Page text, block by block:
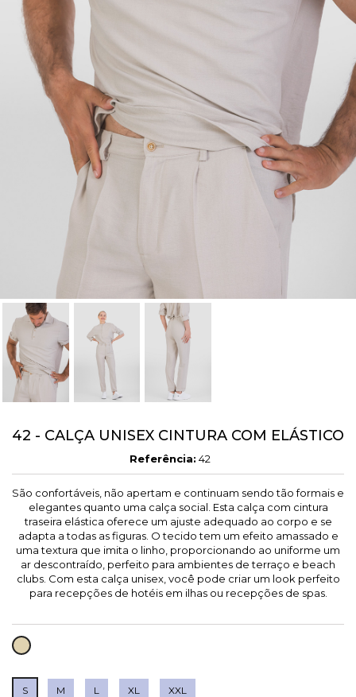
42 - CALÇA UNISEX CINTURA COM ELÁSTICO
Referência: 42
São confortáveis, não apertam e continuam sendo tão formais e
elegantes quanto uma calça social. Esta calça com cintura
traseira elástica oferece um ajuste adequado ao corpo e se
adapta a todas as figuras. O tecido tem um efeito amassado e
uma textura que imita o linho, proporcionando ao uniforme um
ar descontraído, perfeito para ambientes de terraço e beach
clubs. Com esta calça unisex, você pode criar um look perfeito
para recepções de hotéis em ilhas ou recepções de spas.
AREIA
S M L XL XXL
Cancel